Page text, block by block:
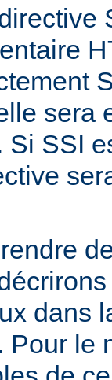
sera
Si SSI
dans
Pour le